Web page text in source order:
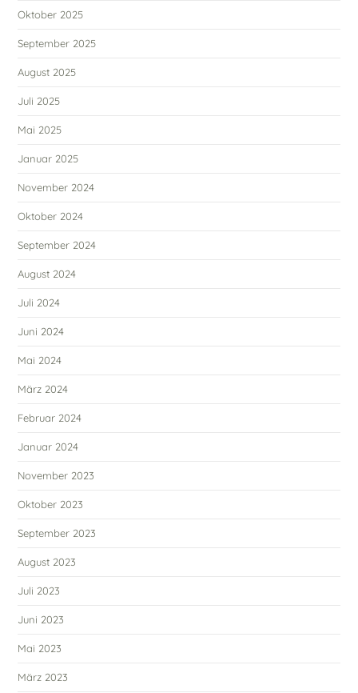
Oktober 2025
September 2025
August 2025
Juli 2025
Mai 2025
Januar 2025
November 2024
Oktober 2024
September 2024
August 2024
Juli 2024
Juni 2024
Mai 2024
März 2024
Februar 2024
Januar 2024
November 2023
Oktober 2023
September 2023
August 2023
Juli 2023
Juni 2023
Mai 2023
März 2023